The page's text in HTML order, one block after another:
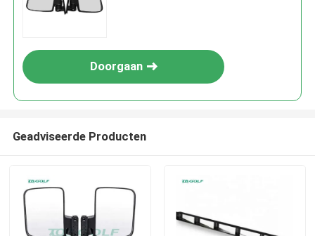
Doorgaan
Geadviseerde Producten